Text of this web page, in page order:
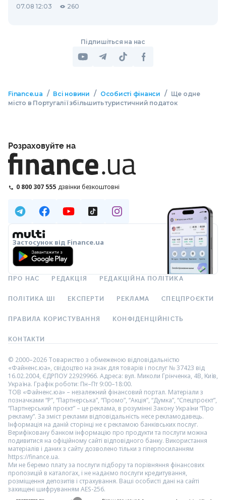
07.08 12:03 260
Підпишіться на нас
Finance.ua / Всі новини / Особисті фінанси /
Ще одне
місто в Португалії збільшить туристичний податок
Розраховуйте на
0 800 307 555 дзвінки безкоштовні
Застосунок від Finance.ua
ПРО НАС РЕДАКЦІЯ РЕДАКЦІЙНА ПОЛІТИКА
ПОЛІТИКА ШІ ЕКСПЕРТИ РЕКЛАМА СПЕЦПРОЄКТИ
ПРАВИЛА КОРИСТУВАННЯ КОНФІДЕНЦІЙНІСТЬ
КОНТАКТИ
© 2000–2026 Товариство з обмеженою відповідальністю
«Файненс.юа», свідоцтво на знак для товарів і послуг № 37423 від
16.02.2004, ЄДРПОУ 22929966. Адреса: вул. Миколи Грінченка, 4В, Київ,
Україна. Графік роботи: Пн–Пт 9:00–18:00.
ТОВ «Файненс.юа» – незалежний фінансовий портал. Матеріали з
позначками “Р”, “Партнерська”, “Промо”, “Акція”, “Думка”, “Спецпроєкт”,
“Партнерський проєкт” – це реклама, в розумінні Закону України “Про
рекламу”. За зміст реклами відповідальність несе рекламодавець.
Інформація на даній сторінці не є рекламою банківських послуг.
Верифіковану банком інформацію про продукти та послуги можна
подивитися на офіційному сайті відповідного банку. Використання
матеріалів і даних з сайту дозволено тільки з гіперпосиланням
https://finance.ua.
Ми не беремо плату за послуги підбору та порівняння фінансових
пропозицій в каталогах, і не надаємо послуги кредитування,
розміщення депозитів і страхування. Ваші особисті дані на сайті
захищені шифруванням AES-256.